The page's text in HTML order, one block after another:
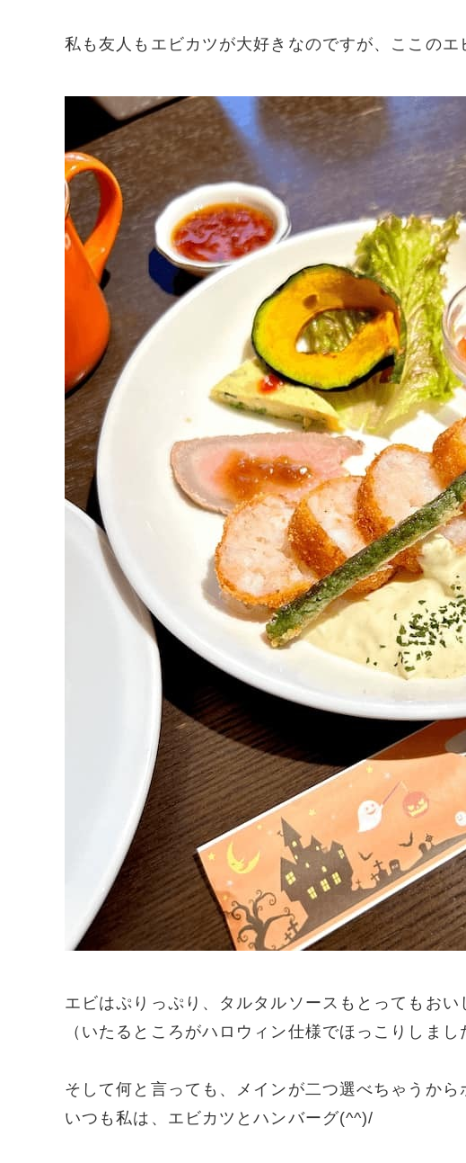
私も友人もエビカツが大好きなのですが、ここのエ
エビはぷりっぷり、タルタルソースもとってもおい
（いたるところがハロウィン仕様でほっこりしまし
そして何と言っても、メインが二つ選べちゃうから
いつも私は、エビカツとハンバーグ(^^)/